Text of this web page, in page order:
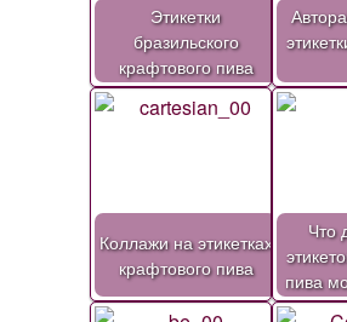
Этикетки
бразильского
крафтового пива
Коллажи на этикетках
крафтового пива
Что
пива